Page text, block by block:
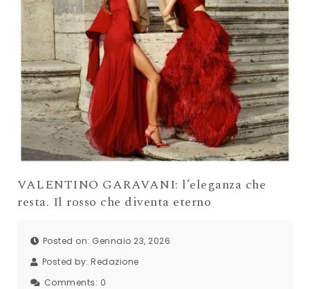
VALENTINO GARAVANI: l’eleganza che
resta. Il rosso che diventa eterno
Posted on: Gennaio 23, 2026
Posted by: Redazione
Comments: 0